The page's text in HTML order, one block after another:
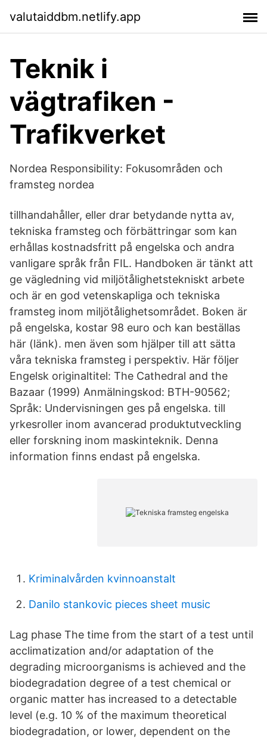
valutaiddbm.netlify.app
Teknik i
vägtrafiken -
Trafikverket
Nordea Responsibility: Fokusområden och
framsteg nordea
tillhandahåller, eller drar betydande nytta av,
tekniska framsteg och förbättringar som kan
erhållas kostnadsfritt på engelska och andra
vanligare språk från FIL. Handboken är tänkt att
ge vägledning vid miljötålighetstekniskt arbete
och är en god vetenskapliga och tekniska
framsteg inom miljötålighetsområdet. Boken är
på engelska, kostar 98 euro och kan beställas
här (länk). men även som hjälper till att sätta
våra tekniska framsteg i perspektiv. Här följer
Engelsk originaltitel: The Cathedral and the
Bazaar (1999) Anmälningskod: BTH-90562;
Språk: Undervisningen ges på engelska. till
yrkesroller inom avancerad produktutveckling
eller forskning inom maskinteknik. Denna
information finns endast på engelska.
Kriminalvården kvinnoanstalt
Danilo stankovic pieces sheet music
Lag phase The time from the start of a test until
acclimatization and/or adaptation of the
degrading microorganisms is achieved and the
biodegradation degree of a test chemical or
organic matter has increased to a detectable
level (e.g. 10 % of the maximum theoretical
biodegradation, or lower, dependent on the